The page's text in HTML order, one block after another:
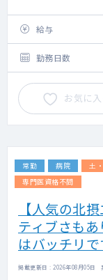
給与
勤務日数
お気に入
常勤 病院 土
専門医資格不問
【人気の北
ティブさも
はバッチリで
掲載更新日 : 2026年08月05日